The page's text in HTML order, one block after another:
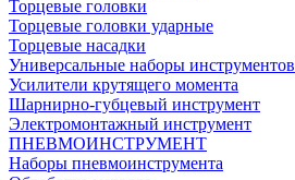
Торцевые головки
Торцевые головки ударные
Торцевые насадки
Универсальные наборы инструментов
Усилители крутящего момента
Шарнирно-губцевый инструмент
Электромонтажный инструмент
ПНЕВМОИНСТРУМЕНТ
Наборы пневмоинструмента